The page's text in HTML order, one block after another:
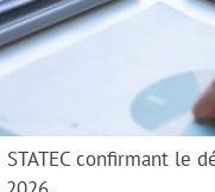
STATEC confirmant